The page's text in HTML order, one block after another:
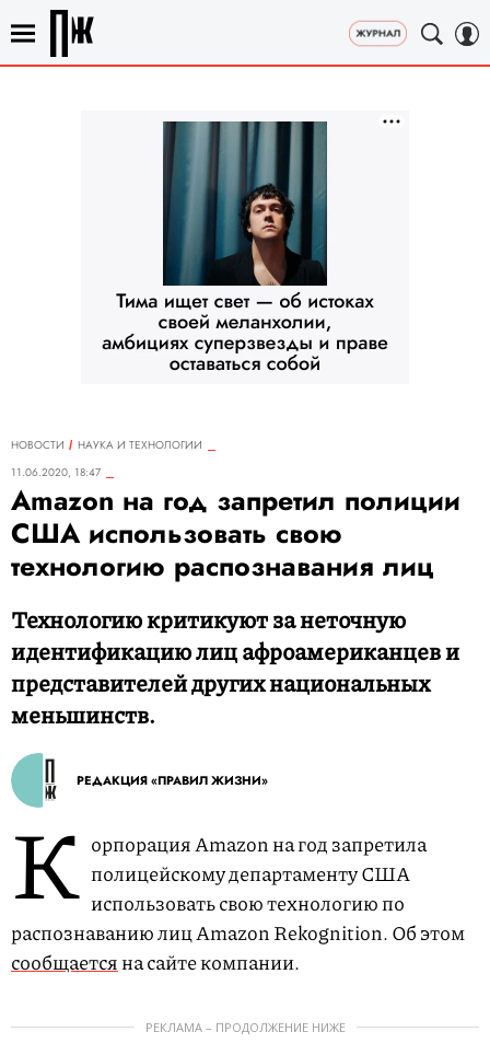
НОВОСТИ
НАУКА И ТЕХНОЛОГИИ
11.06.2020, 18:47
Amazon на год запретил полиции
США использовать свою
технологию распознавания лиц
Технологию критикуют за неточную
идентификацию лиц афроамериканцев и
представителей других национальных
меньшинств.
РЕДАКЦИЯ «ПРАВИЛ ЖИЗНИ»
К орпорация Amazon на год запретила
полицейскому департаменту США
использовать свою технологию по
распознаванию лиц Amazon Rekognition. Об этом
сообщаетсяна сайте компании.
РЕКЛАМА – ПРОДОЛЖЕНИЕ НИЖЕ